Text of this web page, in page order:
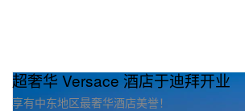
超奢华 Versace 酒店于迪拜开业
享有中东地区最奢华酒店美誉！